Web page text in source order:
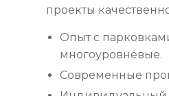
проекты
Опыт с
многоуровневые.
Современные